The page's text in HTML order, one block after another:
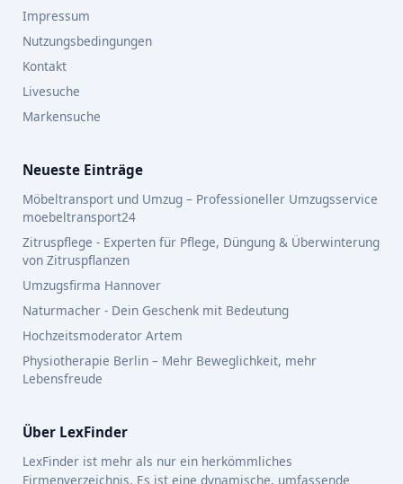
Impressum
Nutzungsbedingungen
Kontakt
Livesuche
Markensuche
Neueste Einträge
Möbeltransport und Umzug – Professioneller Umzugsservice
moebeltransport24
Zitruspflege - Experten für Pflege, Düngung & Überwinterung
von Zitruspflanzen
Umzugsfirma Hannover
Naturmacher - Dein Geschenk mit Bedeutung
Hochzeitsmoderator Artem
Physiotherapie Berlin – Mehr Beweglichkeit, mehr
Lebensfreude
Über LexFinder
LexFinder ist mehr als nur ein herkömmliches
Firmenverzeichnis. Es ist eine dynamische, umfassende